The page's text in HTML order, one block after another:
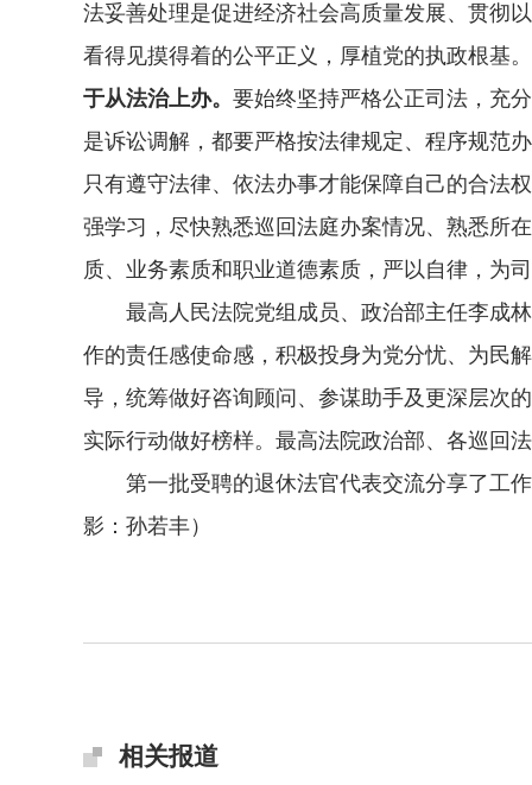
法妥善处理是促进经济社会高质量发展、贯彻
看得见摸得着的公平正义，厚植党的执政根基
于从法治上办。 要始终坚持严格公正司法，充
是诉讼调解，都要严格按法律规定、程序规范
只有遵守法律、依法办事才能保障自己的合法
强学习，尽快熟悉巡回法庭办案情况、熟悉所
质、业务素质和职业道德素质，严以自律，为
最高人民法院党组成员、政治部主任李成林
作的责任感使命感，积极投身为党分忧、为民
导，统筹做好咨询顾问、参谋助手及更深层次
实际行动做好榜样。最高法院政治部、各巡回
第一批受聘的退休法官代表交流分享了工作
影：孙若丰）
相关报道